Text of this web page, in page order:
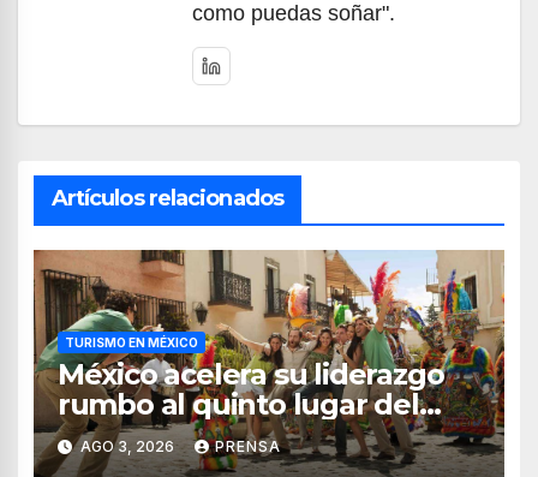
como puedas soñar".
Artículos relacionados
TURISMO EN MÉXICO
México acelera su liderazgo
rumbo al quinto lugar del
turismo mundial
AGO 3, 2026 PRENSA